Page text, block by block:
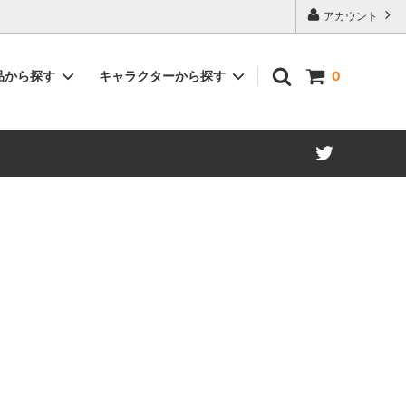
アカウント
0
から探す
英雄伝説 碧の軌跡
キャラクターから探す
マキアス・レーグニッツ